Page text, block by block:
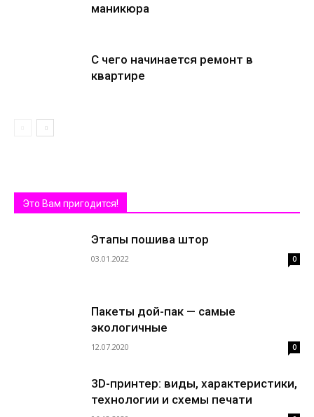
маникюра
С чего начинается ремонт в
квартире
Это Вам пригодится!
Этапы пошива штор
03.01.2022 0
Пакеты дой-пак — самые
экологичные
12.07.2020 0
3D-принтер: виды, характеристики,
технологии и схемы печати